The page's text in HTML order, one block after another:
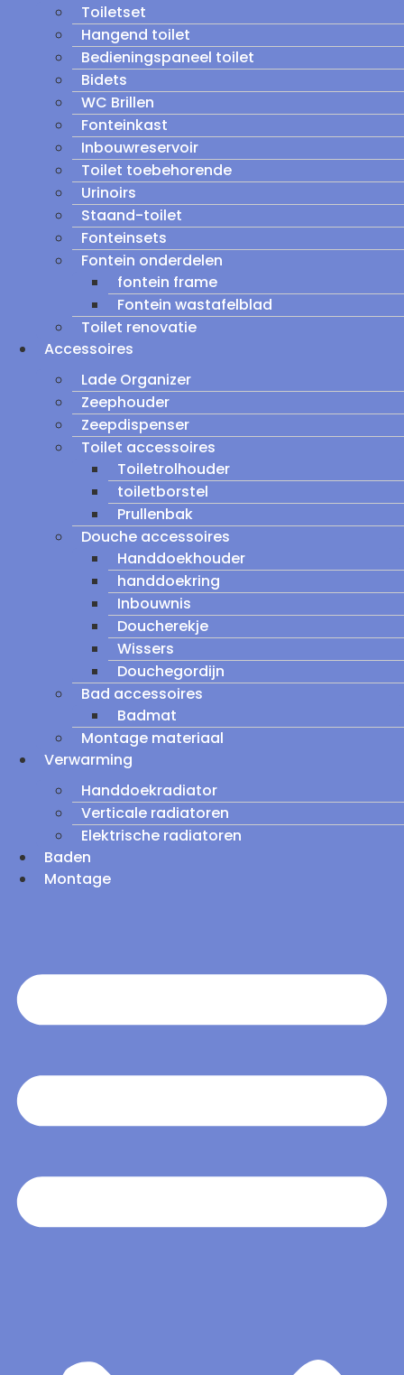
Toiletset
Hangend toilet
Bedieningspaneel toilet
Bidets
WC Brillen
Fonteinkast
Inbouwreservoir
Toilet toebehorende
Urinoirs
Staand-toilet
Fonteinsets
Fontein onderdelen
fontein frame
Fontein wastafelblad
Toilet renovatie
Accessoires
Lade Organizer
Zeephouder
Zeepdispenser
Toilet accessoires
Toiletrolhouder
toiletborstel
Prullenbak
Douche accessoires
Handdoekhouder
handdoekring
Inbouwnis
Doucherekje
Wissers
Douchegordijn
Bad accessoires
Badmat
Montage materiaal
Verwarming
Handdoekradiator
Verticale radiatoren
Elektrische radiatoren
Baden
Montage